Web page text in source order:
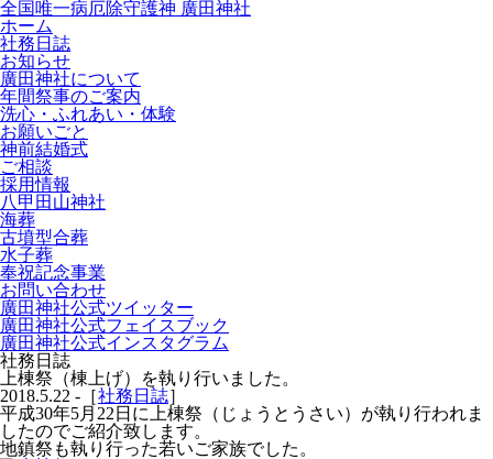
全国唯一病厄除守護神 廣田神社
ホーム
社務日誌
お知らせ
廣田神社について
年間祭事のご案内
洗心・ふれあい・体験
お願いごと
神前結婚式
ご相談
採用情報
八甲田山神社
海葬
古墳型合葬
水子葬
奉祝記念事業
お問い合わせ
廣田神社公式ツイッター
廣田神社公式フェイスブック
廣田神社公式インスタグラム
社務日誌
上棟祭（棟上げ）を執り行いました。
2018.5.22 -［社務日誌］
平成30年5月22日に上棟祭（じょうとうさい）が執り行われま
したのでご紹介致します。
地鎮祭も執り行った若いご家族でした。